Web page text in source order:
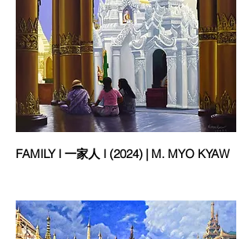
FAMILY I 一家人 I (2024) | M. MYO KYAW